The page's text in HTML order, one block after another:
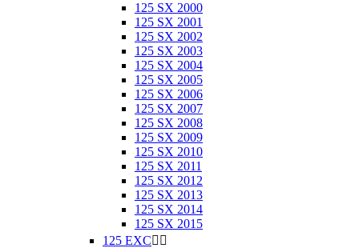
125 SX 2000
125 SX 2001
125 SX 2002
125 SX 2003
125 SX 2004
125 SX 2005
125 SX 2006
125 SX 2007
125 SX 2008
125 SX 2009
125 SX 2010
125 SX 2011
125 SX 2012
125 SX 2013
125 SX 2014
125 SX 2015
125 EXC 